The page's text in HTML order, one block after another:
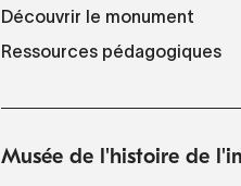
Découvrir le monument
Ressources pédagogiques
Musée de l'histoire de